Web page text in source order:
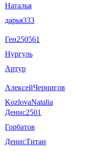
Наталья
дарья333
Ген250561
Нургуль
Артур
АлексейЧернигов
KozlovaNatalia
Денис2501
Горбатов
ДенисТитан